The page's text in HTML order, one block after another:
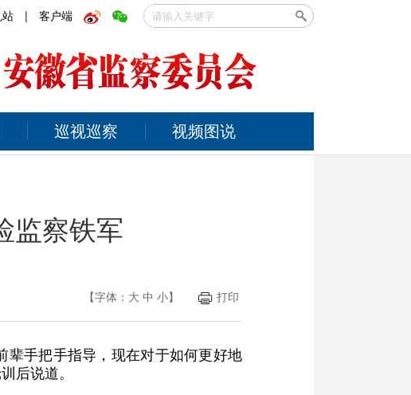
| 客户端
巡视巡察 视频图说
监察铁军
【字体： 大 中 小】 打印
辈手把手指导，现在对于如何更好地
后说道。